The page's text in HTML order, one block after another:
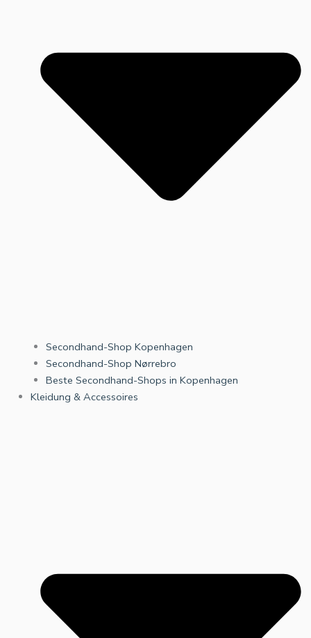
Secondhand-Shop Kopenhagen
Secondhand-Shop Nørrebro
Beste Secondhand-Shops in Kopenhagen
Kleidung & Accessoires